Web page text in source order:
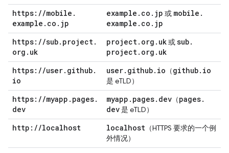
https: //mobile .
example . co . jp
example . co . jp 或 mobile .
example . co . jp
https: //sub. project.
org . uk
project. org . uk或sub.
project. org . uk
https: //user. github.
io
user. github. io （github. io
是 eTLD）
https: //myapp . pages.
dev
myapp . pages. dev （pages.
dev是 eTLD）
http: //localhost localhost （HTTPS 要求的一个例
外情况）